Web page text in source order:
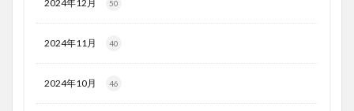
2024年12月 50
2024年11月 40
2024年10月 46